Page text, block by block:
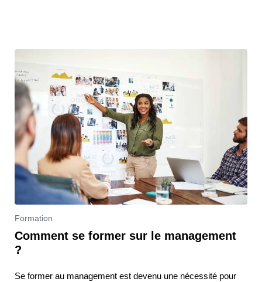
Formation
Comment se former sur le management
?
Se former au management est devenu une nécessité pour